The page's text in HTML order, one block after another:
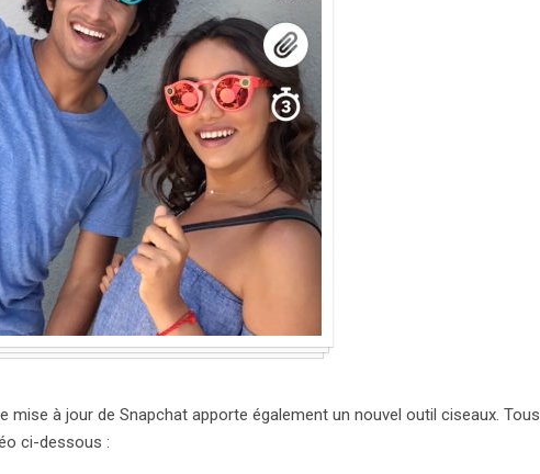
à jour de Snapchat apporte également un nouvel outil ciseaux. Tous
ci-dessous :